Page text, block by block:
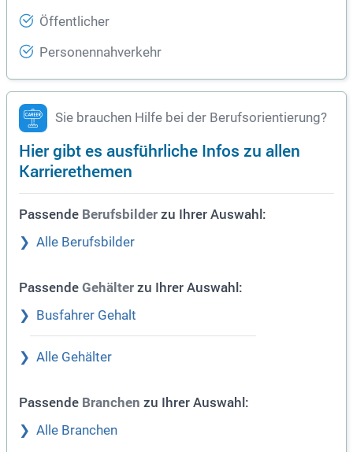
Öffentlicher
Personennahverkehr
Sie brauchen Hilfe bei der Berufsorientierung?
Hier gibt es ausführliche Infos zu allen
Karrierethemen
Passende Berufsbilder zu Ihrer Auswahl:
Alle Berufsbilder
Passende Gehälter zu Ihrer Auswahl:
Busfahrer Gehalt
Alle Gehälter
Passende Branchen zu Ihrer Auswahl:
Alle Branchen